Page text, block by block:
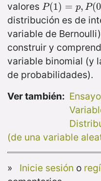
valores P(1) = p, P(0
P(1)= p, P(0)=
distribución es de
variable de
construir y
variable binomial (y
de probabilidades).
Ver también:
(de una variable
» Inicie sesión o